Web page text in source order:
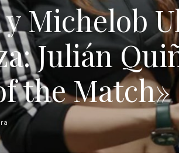
Michelob
Julián
the Match»